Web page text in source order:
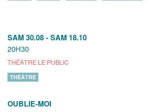
SAM 30.08 - SAM 18.10
20H30
THÉÂTRE LE PUBLIC
THÉÂTRE
OUBLIE-MOI